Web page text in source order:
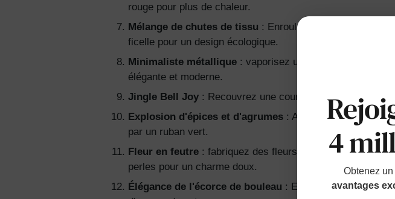
rouge pour plus de chaleur.
Mélange de chutes de tissu : Enroulez les bandes de
ficelle pour un design écologique.
Minimaliste métallique : vaporisez un anneau en fil de
élégante et moderne.
Jingle Bell Joy : Recouvrez une couronne en mousse de
Explosion d'épices et d'agrumes : Attachez des
par un ruban vert.
Fleur en feutre : fabriquez des fleurs en feutre colorées,
perles pour un charme doux.
Élégance de l'écorce de bouleau : Enroulez de l'écorce
4
Obtenez
avantages